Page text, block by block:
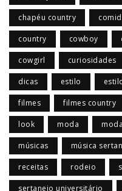
chapéu country
country cowboy
cowgirl curiosidades
dicas estilo
filmes filmes country
look moda
músicas música
receitas rodeio
sertanejo universitário